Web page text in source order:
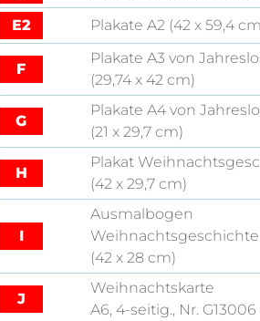
E2 Plakate A2 (42 x 59,4
F
Plakate A3 von
(29,74 x 42 cm)
G
Plakate A4 von
(21 x 29,7 cm)
H
Plakat
(42 x 29,7 cm)
I
Ausmalbogen
Weihnachtsgeschichte
(42 x 28 cm)
J
Weihnachtskarte
A6, 4-seitig., Nr. G13006